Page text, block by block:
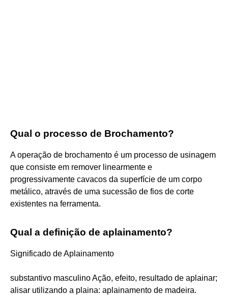
Qual o processo de Brochamento?
A operação de brochamento é um processo de usinagem
que consiste em remover linearmente e
progressivamente cavacos da superfície de um corpo
metálico, através de uma sucessão de fios de corte
existentes na ferramenta.
Qual a definição de aplainamento?
Significado de Aplainamento
substantivo masculino Ação, efeito, resultado de aplainar;
alisar utilizando a plaina: aplainamento de madeira.